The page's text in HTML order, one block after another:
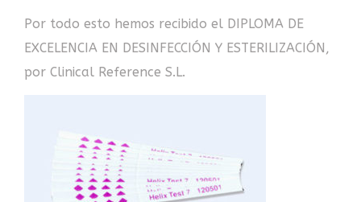
Por todo esto hemos recibido el DIPLOMA DE
EXCELENCIA EN DESINFECCIÓN Y ESTERILIZACIÓN,
por Clinical Reference S.L.